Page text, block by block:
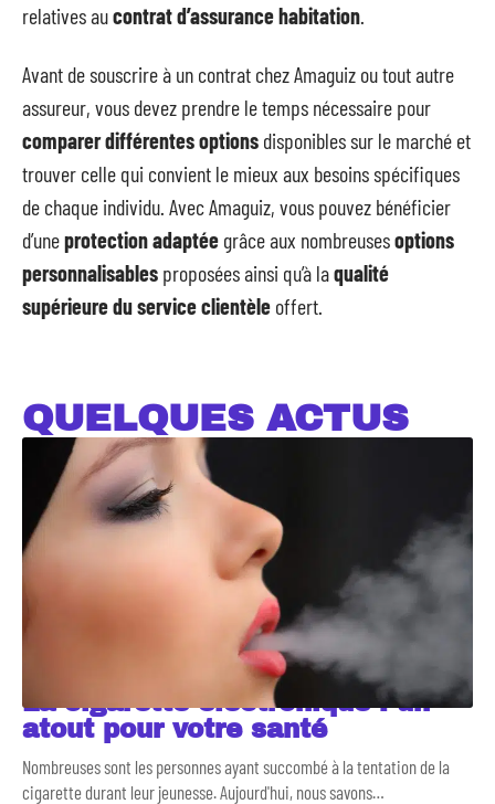
relatives aucontrat d’assurance habitation.
Avant de souscrire à un contrat chez Amaguiz ou tout autre
assureur, vous devez prendre le temps nécessaire pour
comparer différentes options disponibles sur le marché et
trouver celle qui convient le mieux aux besoins spécifiques
de chaque individu. Avec Amaguiz, vous pouvez bénéficier
d’uneprotection adaptée grâce aux nombreusesoptions
personnalisables proposées ainsi qu’à laqualité
supérieure du service clientèle offert.
QUELQUES ACTUS
La cigarette électronique : un
atout pour votre santé
Nombreuses sont les personnes ayant succombé à la tentation de la
cigarette durant leur jeunesse. Aujourd'hui, nous savons…